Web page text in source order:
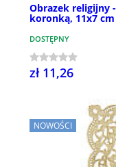
Obrazek religijny
koronką, 11x7 cm
DOSTĘPNY
zł 11,26
NOWOŚCI